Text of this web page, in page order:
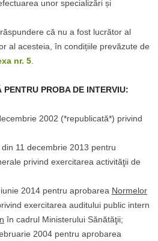
unor specializări și
că nu a fost lucrător al
al acesteia, în condițiile prevăzute de
nr. 5
PROBA DE INTERVIU:
2002 (*republicată*) privind
11 decembrie 2013 pentru
privind exercitarea activităţii de
2014 pentru aprobarea Normelor
exercitarea auditului public intern
în cadrul Ministerului Sănătăţii;
2004 pentru aprobarea